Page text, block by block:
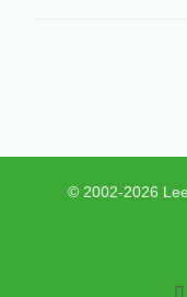
© 2002-2026